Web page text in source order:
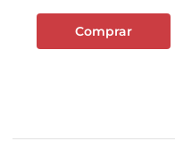
Comprar